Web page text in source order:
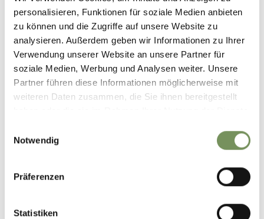
personalisieren, Funktionen für soziale Medien anbieten
zu können und die Zugriffe auf unsere Website zu
analysieren. Außerdem geben wir Informationen zu Ihrer
Verwendung unserer Website an unsere Partner für
soziale Medien, Werbung und Analysen weiter. Unsere
Partner führen diese Informationen möglicherweise mit
weiteren Daten zusammen, die Sie ihnen bereitgestellt
Notwendig
Präferenzen
Statistiken
Mo Di Mi Do Fr Sa
So
11:00 - 19:00
Kontakt
Oberbrunnhof
Aschbachstr. 1
39020 Partschins - Quadrat
www.oberbrunnhof.suedtirol.it